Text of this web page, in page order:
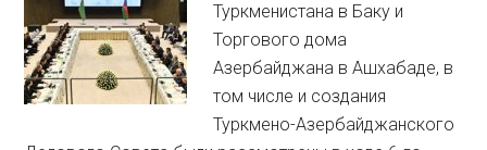
Туркменистана в Баку и
Торгового дома
Азербайджана в Ашхабаде, в
том числе и создания
Туркмено-Азербайджанского